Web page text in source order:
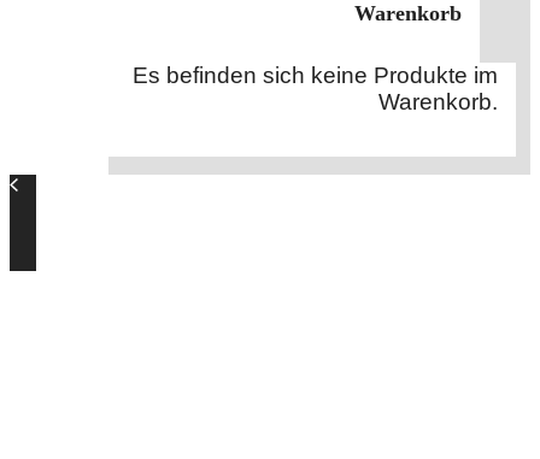
Warenkorb
Es befinden sich keine Produkte im
Warenkorb.